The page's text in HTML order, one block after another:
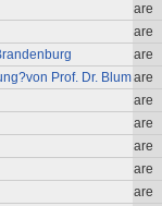
are
are
are
Prof. Dr. Blumare
are
are
are
are
are